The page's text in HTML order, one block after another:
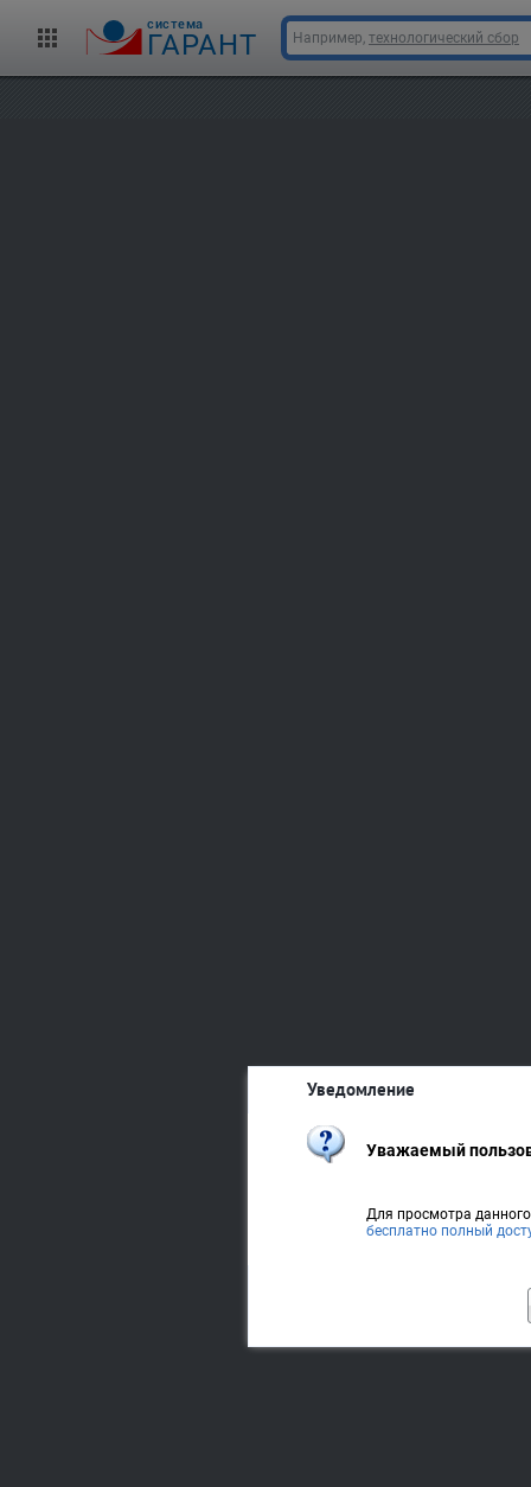
cистема
ГАРАНТ Например, технологический сбор
Уведомление
Уважаемый
Для просмотра
бесплатно полный